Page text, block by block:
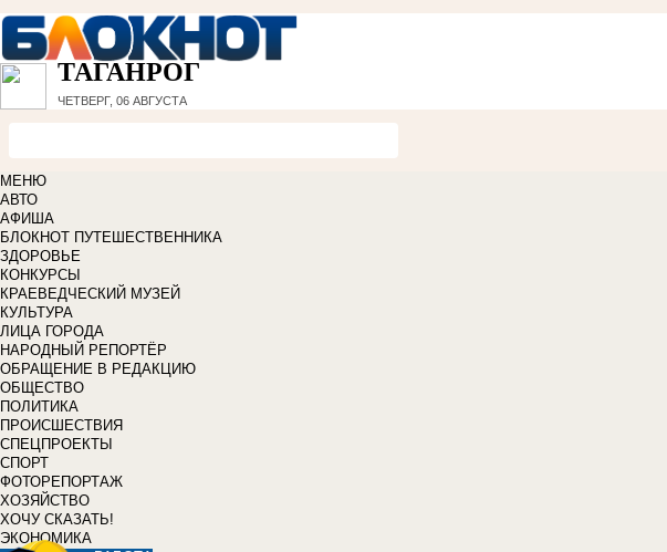
ТАГАНРОГ
ЧЕТВЕРГ, 06 АВГУСТА
МЕНЮ
АВТО
АФИША
БЛОКНОТ ПУТЕШЕСТВЕННИКА
ЗДОРОВЬЕ
КОНКУРСЫ
КРАЕВЕДЧЕСКИЙ МУЗЕЙ
КУЛЬТУРА
ЛИЦА ГОРОДА
НАРОДНЫЙ РЕПОРТЁР
ОБРАЩЕНИЕ В РЕДАКЦИЮ
ОБЩЕСТВО
ПОЛИТИКА
ПРОИСШЕСТВИЯ
СПЕЦПРОЕКТЫ
СПОРТ
ФОТОРЕПОРТАЖ
ХОЗЯЙСТВО
ХОЧУ СКАЗАТЬ!
ЭКОНОМИКА